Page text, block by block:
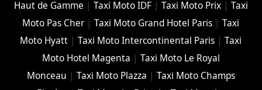
Haut de Gamme | Taxi Moto IDF| Taxi Moto Prix| Taxi
Moto Pas Cher |Taxi Moto Grand Hotel Paris |Taxi
Moto Hyatt |Taxi Moto Intercontinental Paris |Taxi
Moto Hotel Magenta | Taxi Moto Le Royal
Monceau | Taxi Moto Plazza | Taxi Moto Champs